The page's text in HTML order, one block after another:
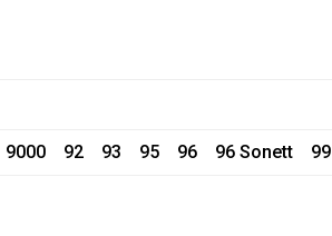
9000 92 93 95 96 96 Sonett 99